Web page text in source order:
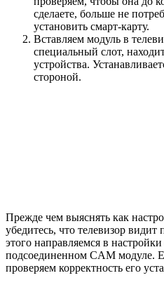
сделаете, больше не
установить смарт-карту.
Вставляем модуль в
специальный слот,
устройства.
стороной.
Прежде чем выяснять как
убедитесь, что телевизор
этого направляемся в
подсоединенном CAM модуле.
проверяем корректность его